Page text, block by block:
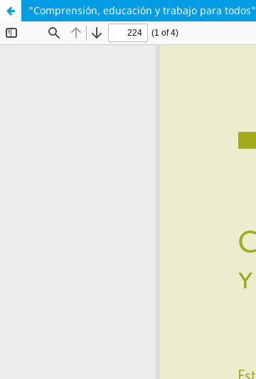
"Comprensión, educación y trabajo para todos"